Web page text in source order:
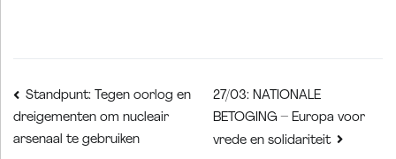
Bericht
navigatie
Standpunt: Tegen oorlog en
dreigementen om nucleair
arsenaal te gebruiken
27/03: NATIONALE
BETOGING – Europa voor
vrede en solidariteit